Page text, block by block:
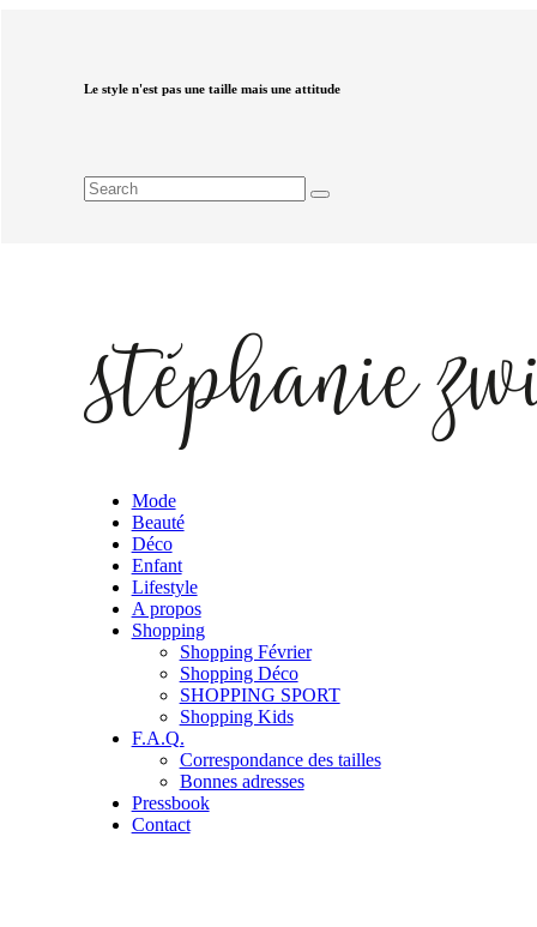
Le style n'est pas une taille mais une attitude
Mode
Beauté
Déco
Enfant
Lifestyle
A propos
Shopping
Shopping Février
Shopping Déco
SHOPPING SPORT
Shopping Kids
F.A.Q.
Correspondance des tailles
Bonnes adresses
Pressbook
Contact